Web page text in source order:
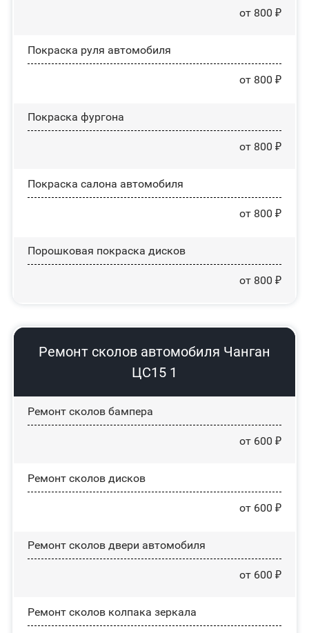
от 800 ₽
Покраска руля автомобиля
от 800 ₽
Покраска фургона
от 800 ₽
Покраска салона автомобиля
от 800 ₽
Порошковая покраска дисков
от 800 ₽
Ремонт сколов автомобиля Чанган
ЦС15 1
Ремонт сколов бампера
от 600 ₽
Ремонт сколов дисков
от 600 ₽
Ремонт сколов двери автомобиля
от 600 ₽
Ремонт сколов колпака зеркала